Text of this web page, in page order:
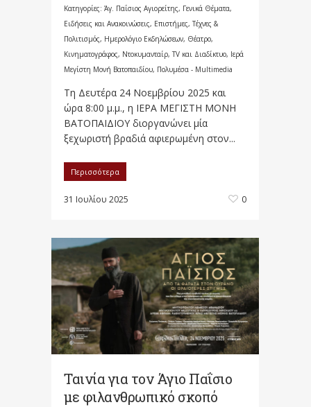
Κατηγορίες: Άγ. Παΐσιος Αγιορείτης, Γενικά Θέματα,
Ειδήσεις και Ανακοινώσεις, Επιστήμες, Τέχνες &
Πολιτισμός, Ημερολόγιο Εκδηλώσεων, Θέατρο,
Κινηματογράφος, Ντοκυμανταίρ, TV και Διαδίκτυο, Ιερά
Μεγίστη Μονή Βατοπαιδίου, Πολυμέσα - Multimedia
Τη Δευτέρα 24 Νοεμβρίου 2025 και
ώρα 8:00 μ.μ., η ΙΕΡΑ ΜΕΓΙΣΤΗ ΜΟΝΗ
ΒΑΤΟΠΑΙΔΙΟΥ διοργανώνει μία
ξεχωριστή βραδιά αφιερωμένη στον...
Περισσότερα
31 Ιουλίου 2025 0
Ταινία για τον Άγιο Παΐσιο
με φιλανθρωπικό σκοπό